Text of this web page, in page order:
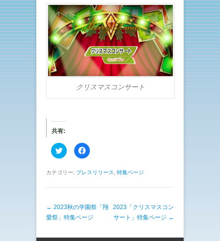
クリスマスコンサート
共有:
ク
リ
し
w
t
e
r
有
F
a
b
k
有
す
る
ク
カテゴリー: プレスリリース 特集ページ
投稿ナビゲーション
← 2023秋の学園祭「翔
愛祭」特集ページ
2023「クリスマスコン
サート」特集ページ →